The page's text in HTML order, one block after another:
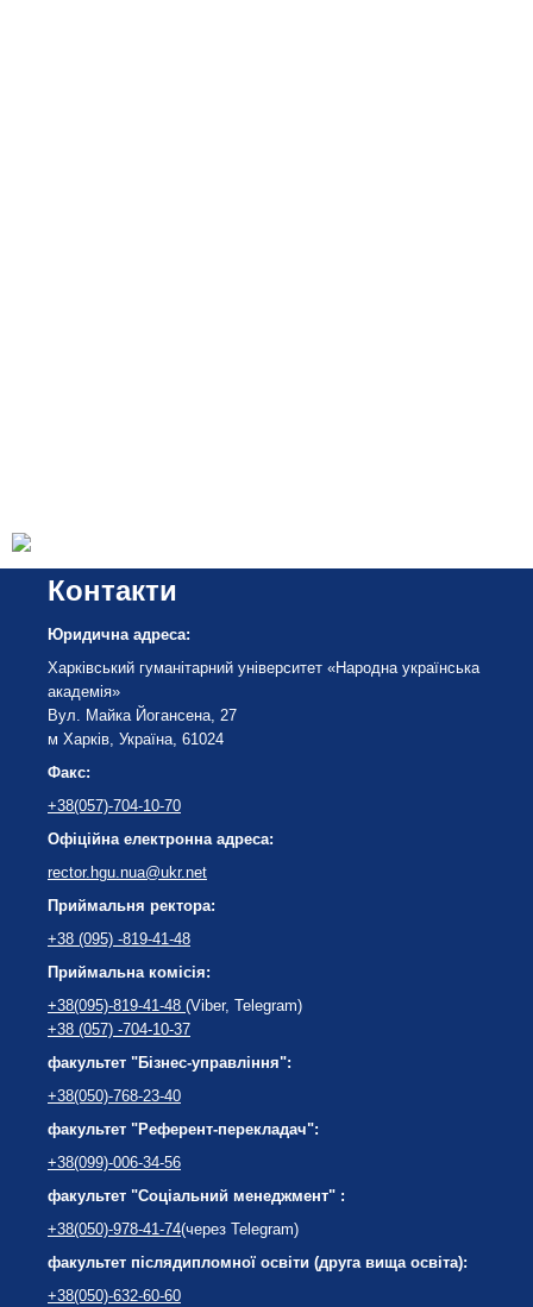
Контакти
Юридична адреса:
Харківський гуманітарний університет «Народна українська
академія»
Вул. Майка Йогансена, 27
м Харків, Україна, 61024
Факс:
+38(057)-704-10-70
Офіційна електронна адреса:
rector.hgu.nua@ukr.net
Приймальня ректора:
+38 (095) -819-41-48
Приймальна комісія:
+38(095)-819-41-48 (Viber, Telegram)
+38 (057) -704-10-37
факультет "Бізнес-управління":
+38(050)-768-23-40
факультет "Референт-перекладач":
+38(099)-006-34-56
факультет "Соціальний менеджмент" :
+38(050)-978-41-74(через Telegram)
факультет післядипломної освіти (друга вища освіта):
+38(050)-632-60-60